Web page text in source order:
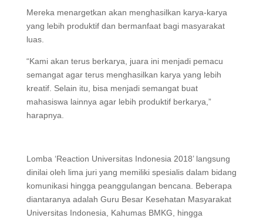
Mereka menargetkan akan menghasilkan karya-karya
yang lebih produktif dan bermanfaat bagi masyarakat
luas.
“Kami akan terus berkarya, juara ini menjadi pemacu
semangat agar terus menghasilkan karya yang lebih
kreatif. Selain itu, bisa menjadi semangat buat
mahasiswa lainnya agar lebih produktif berkarya,”
harapnya.
Lomba ‘Reaction Universitas Indonesia 2018’ langsung
dinilai oleh lima juri yang memiliki spesialis dalam bidang
komunikasi hingga peanggulangan bencana. Beberapa
diantaranya adalah Guru Besar Kesehatan Masyarakat
Universitas Indonesia, Kahumas BMKG, hingga